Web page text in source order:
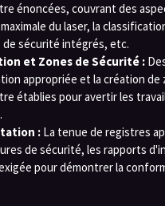
énoncées, couvrant des
du laser, la
sécurité intégrés, etc.
et Zones de Sécurité :
appropriée et la création de
établies pour avertir les
:La tenue de registres
de sécurité, les rapports
pour démontrer la